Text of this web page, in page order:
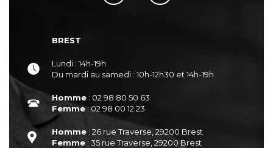
BREST
Lundi : 14h-19h
Du mardi au samedi : 10h-12h30 et 14h-19h
Homme : 02 98 80 50 63
Femme: 02 98 00 12 23
Homme : 26 rue Traverse, 29200 Brest
Femme : 35 rue Traverse, 29200 Brest